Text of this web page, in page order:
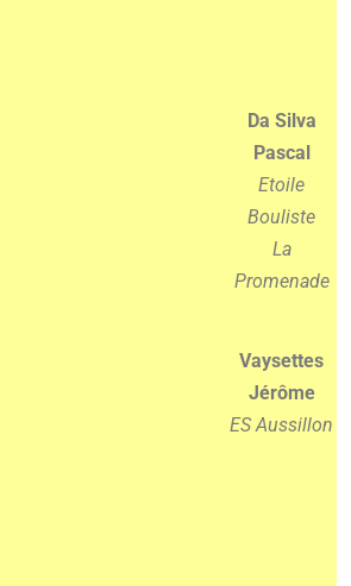
Da Silva
Pascal
Etoile
Bouliste
La
Promenade
Vaysettes
Jérôme
ES Aussillon